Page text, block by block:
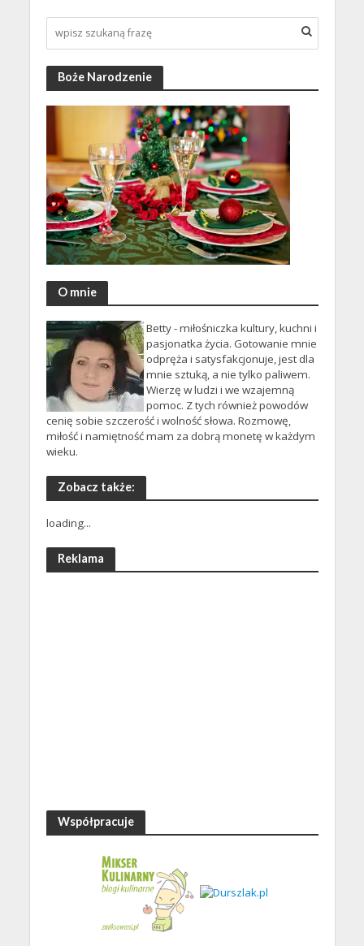
Boże Narodzenie
O mnie
Betty - miłośniczka kultury, kuchni i
pasjonatka życia. Gotowanie mnie
odpręża i satysfakcjonuje, jest dla
mnie sztuką, a nie tylko paliwem.
Wierzę w ludzi i we wzajemną
pomoc. Z tych również powodów
cenię sobie szczerość i wolność słowa. Rozmowę,
miłość i namiętność mam za dobrą monetę w każdym
wieku.
Zobacz także:
loading...
Reklama
Współpracuje